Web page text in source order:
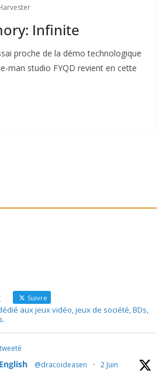
Infinite
proche de la démo technologique
man studio FYQD revient en cette
Suivre
aux jeux vidéo, jeux de société, BDs,
@dracoideasen · 2 Juin